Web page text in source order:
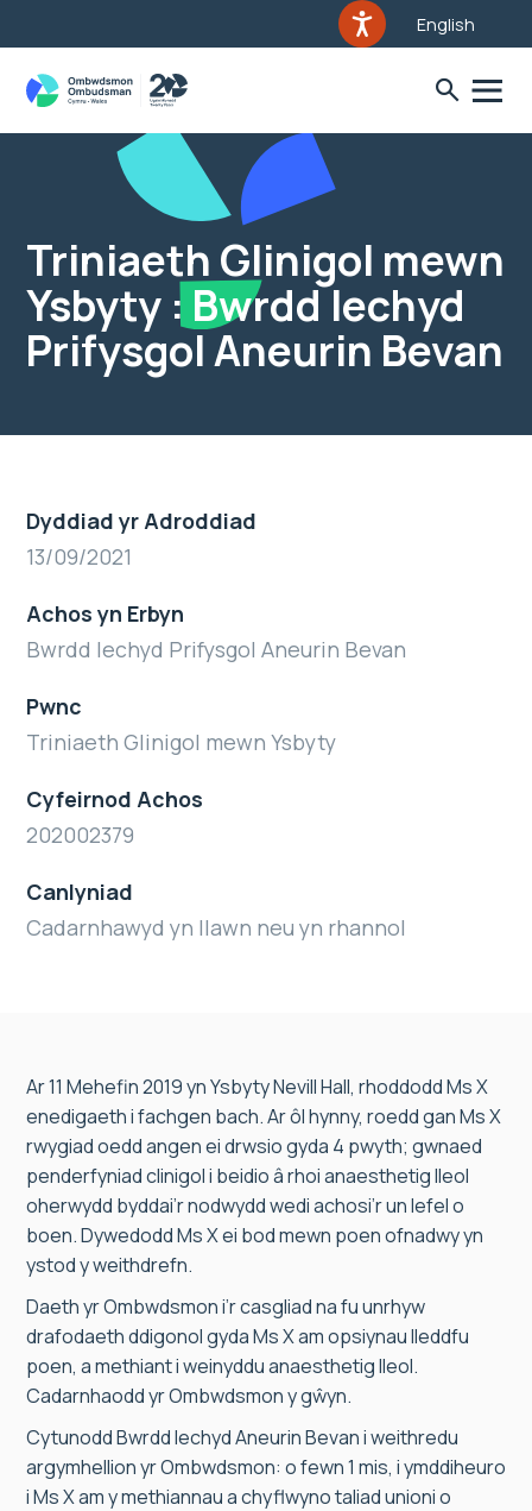
English
Triniaeth Glinigol mewn
Ysbyty : Bwrdd Iechyd
Prifysgol Aneurin Bevan
Dyddiad yr Adroddiad
13/09/2021
Achos yn Erbyn
Bwrdd Iechyd Prifysgol Aneurin Bevan
Pwnc
Triniaeth Glinigol mewn Ysbyty
Cyfeirnod Achos
202002379
Canlyniad
Cadarnhawyd yn llawn neu yn rhannol
Ar 11 Mehefin 2019 yn Ysbyty Nevill Hall, rhoddodd Ms X
enedigaeth i fachgen bach. Ar ôl hynny, roedd gan Ms X
rwygiad oedd angen ei drwsio gyda 4 pwyth; gwnaed
penderfyniad clinigol i beidio â rhoi anaesthetig lleol
oherwydd byddai’r nodwydd wedi achosi’r un lefel o
boen. Dywedodd Ms X ei bod mewn poen ofnadwy yn
ystod y weithdrefn.
Daeth yr Ombwdsmon i’r casgliad na fu unrhyw
drafodaeth ddigonol gyda Ms X am opsiynau lleddfu
poen, a methiant i weinyddu anaesthetig lleol.
Cadarnhaodd yr Ombwdsmon y gŵyn.
Cytunodd Bwrdd Iechyd Aneurin Bevan i weithredu
argymhellion yr Ombwdsmon: o fewn 1 mis, i ymddiheuro
i Ms X am y methiannau a chyflwyno taliad unioni o